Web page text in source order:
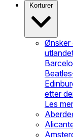
Korturer
Ønsker
etter
Les